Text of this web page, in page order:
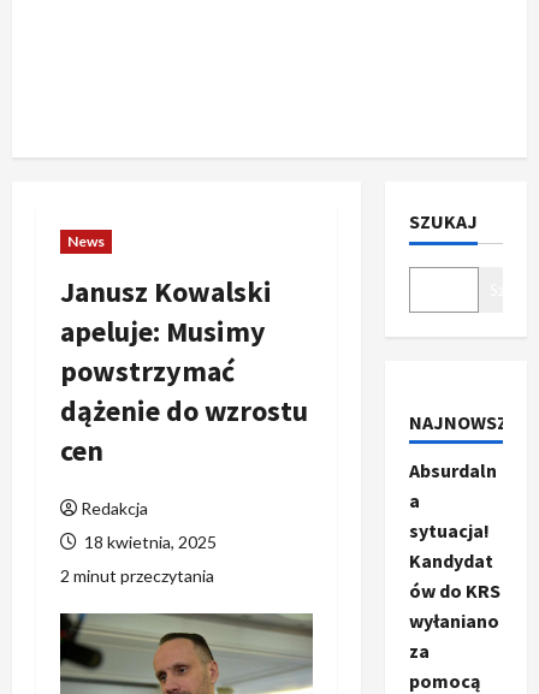
News
Janusz Kowalski
apeluje: Musimy
powstrzymać
dążenie do wzrostu
cen
Redakcja
18 kwietnia, 2025
2 minut przeczytania
SZUKAJ
NAJNOWSZE
Absurdaln
a
sytuacja!
Kandydat
ów do KRS
wyłaniano
za
pomocą